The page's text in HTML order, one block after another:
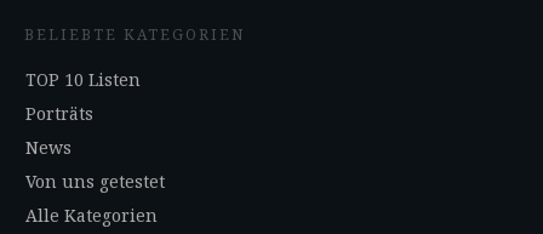
BELIEBTE KATEGORIEN
TOP 10 Listen
Porträts
News
Von uns getestet
Alle Kategorien